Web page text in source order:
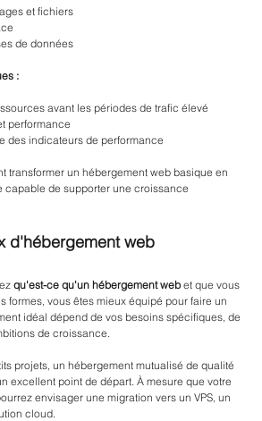
et fichiers
de données
:
avant les périodes de trafic élevé
performance
des indicateurs de performance
transformer un hébergement web basique en
capable de supporter une croissance
d'hébergement web
qu'est-ce qu'un hébergement web et que vous
formes, vous êtes mieux équipé pour faire un
idéal dépend de vos besoins spécifiques, de
de croissance.
projets, un hébergement mutualisé de qualité
excellent point de départ. À mesure que votre
envisager une migration vers un VPS, un
cloud.